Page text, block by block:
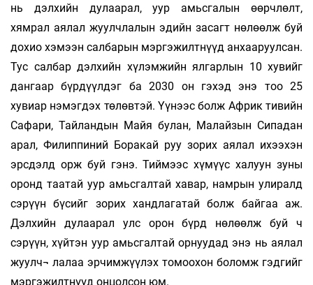
нь дэлхийн дулаарал, уур амьсгалын өөрчлөлт,
хямрал аялал жуулчлалын эдийн засагт нөлөөлж буй
дохио хэмээн салбарын мэргэжилтнүүд анхааруулсан.
Тус салбар дэлхийн хүлэмжийн ялгарлын 10 хувийг
дангаар бүрдүүлдэг ба 2030 он гэхэд энэ тоо 25
хувиар нэмэгдэх төлөвтэй. Үүнээс болж Африк тивийн
Сафари, Тайландын Майя булан, Малайзын Сипадан
арал, Филиппиний Боракай руу зорих аялал ихээхэн
эрсдэлд орж буй гэнэ. Тиймээс хүмүүс халуун зуны
оронд таатай уур амьсгалтай хавар, намрын улиралд
сэрүүн бүсийг зорих хандлагатай болж байгаа аж.
Дэлхийн дулаарал улс орон бүрд нөлөөлж буй ч
сэрүүн, хүйтэн уур амьсгалтай орнуудад энэ нь аялал
жуулч¬ лалаа эрчимжүүлэх томоохон боломж гэдгийг
мэргэжилтнүүд онцолсон юм.